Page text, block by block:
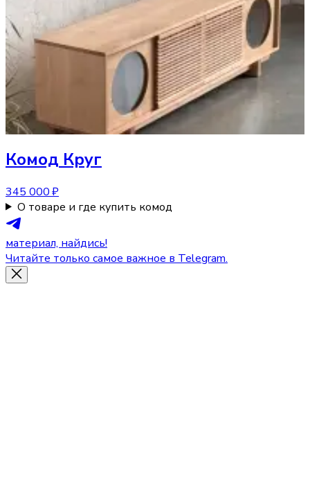
Комод Круг
345 000 ₽
О товаре и где купить комод
материал, найдись!
Читайте только самое важное в Telegram.